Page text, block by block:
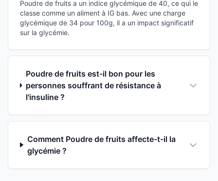
Poudre de fruits a un indice glycémique de 40, ce qui le
classe comme un aliment à IG bas. Avec une charge
glycémique de 34 pour 100g, il a un impact significatif
sur la glycémie.
Poudre de fruits est-il bon pour les
personnes souffrant de résistance à
l'insuline ?
Comment Poudre de fruits affecte-t-il la
glycémie ?